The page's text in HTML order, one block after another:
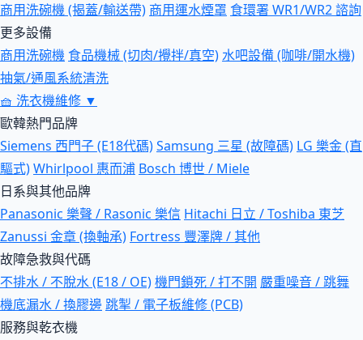
商用洗碗機 (揭蓋/輸送帶) 商用運水煙罩 食環署 WR1/WR2 諮詢
更多設備
商用洗碗機 食品機械 (切肉/攪拌/真空)水吧設備 (咖啡/開水機)
抽氣/通風系統清洗
🧺 洗衣機維修 ▼
歐韓熱門品牌
Siemens 西門子 (E18代碼)Samsung 三星 (故障碼) LG 樂金 (直
驅式)Whirlpool 惠而浦 Bosch 博世 / Miele
日系與其他品牌
Panasonic 樂聲 / Rasonic 樂信 Hitachi 日立 / Toshiba 東芝
Zanussi 金章 (換軸承) Fortress 豐澤牌 / 其他
故障急救與代碼
不排水 / 不脫水 (E18 / OE)機門鎖死 / 打不開 嚴重噪音 / 跳舞
機底漏水 / 換膠邊跳掣 / 電子板維修 (PCB)
服務與乾衣機